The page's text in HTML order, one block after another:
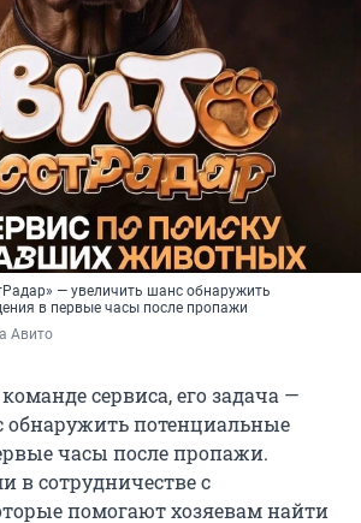
— увеличить шанс обнаружить
в первые часы после пропажи
Авито
сервиса, его задача —
обнаружить потенциальные
часы после пропажи.
в сотрудничестве с
помогают хозяевам найти